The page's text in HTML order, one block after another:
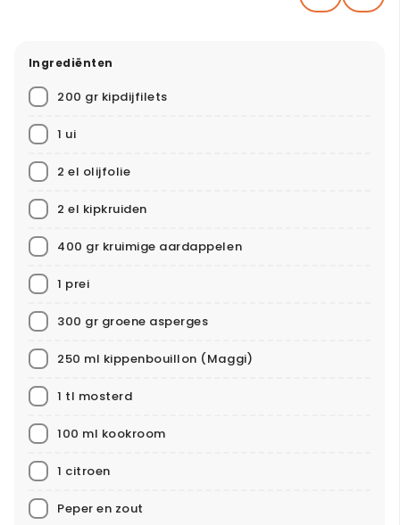
Ingrediënten
200 gr kipdijfilets
1 ui
2 el olijfolie
2 el kipkruiden
400 gr kruimige aardappelen
1 prei
300 gr groene asperges
250 ml kippenbouillon (Maggi)
1 tl mosterd
100 ml kookroom
1 citroen
Peper en zout